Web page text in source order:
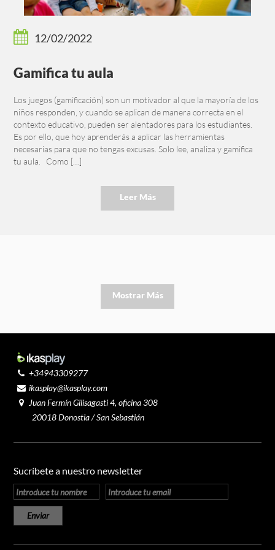
12/02/2022
Gamifica tu aula
Los juegos (gamificación) son un motivador al que la mayoría de los
niños responden, y cuando se aplican de manera correcta en el
contexto educativo, pueden ser alentadores para los estudiantes.
Es por ello, que hoy aprenderás a aplicar las herramientas
necesarias para que no tengas excusas. Solo lee, analiza y gamifica
tu aula. Como […]
Leer Más
Mostrar Más
+34943309277
ikasplay@ikasplay.com
Juan Fermín Gilisagasti 4, oficina 308
20018 Donostia / San Sebastián
Sucríbete a nuestro newsletter